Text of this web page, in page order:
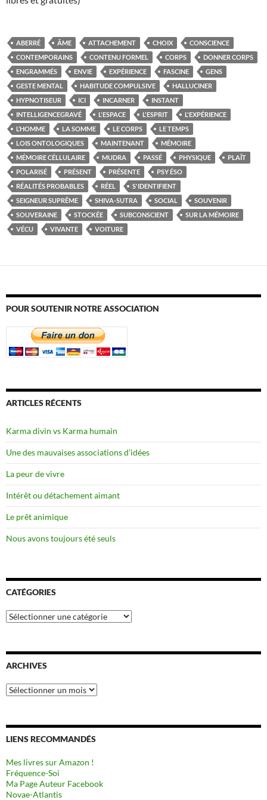
ABERRÉ ÂME ATTACHEMENT CHOIX
CONSCIENCE
CONTEMPORAINS
CONTENU FORMEL CORPS
DONNER CORPS
ENGRAMMÉS
ENVIE EXPÉRIENCE FASCINE
GENS
GESTE MENTAL
HABITUDE COMPULSIVE
HALLUCINER
HYPNOTISEUR
ICI INCARNER
INSTANT
INTELLIGENCEGRAVÉ
L'ESPACE L'ESPRIT
L'EXPÉRIENCE
L’HOMME
LA SOMME LE CORPS
LE TEMPS
LOIS ONTOLOGIQUES
MAINTENANT
MÉMOIRE
MÉMOIRE CÉLLULAIRE
MUDRA PASSÉ PHYSIQUE
PLAÎT
POLARISÉ
PRÉSENT PRÉSENTE
PSY ÉSO
RÉALITÉS PROBABLES
RÉEL
S'IDENTIFIENT
SEIGNEUR SUPRÊME
SHIVA-SUTRA SOCIAL
SOUVENIR
SOUVERAINE
STOCKÉE SUBCONSCIENT
SUR LA MÉMOIRE
VÉCU
VIVANTE VOITURE
POUR SOUTENIR NOTRE ASSOCIATION
ARTICLES RÉCENTS
Karma divin vs Karma humain
Une des mauvaises associations d’idées
La peur de vivre
Intérêt ou détachement aimant
Le prêt animique
Nous avons toujours été seuls
CATÉGORIES
Catégories
ARCHIVES
Archives
LIENS RECOMMANDÉS
Mes livres sur Amazon !
Fréquence-Soi
Ma Page Auteur Facebook
Novae-Atlantis